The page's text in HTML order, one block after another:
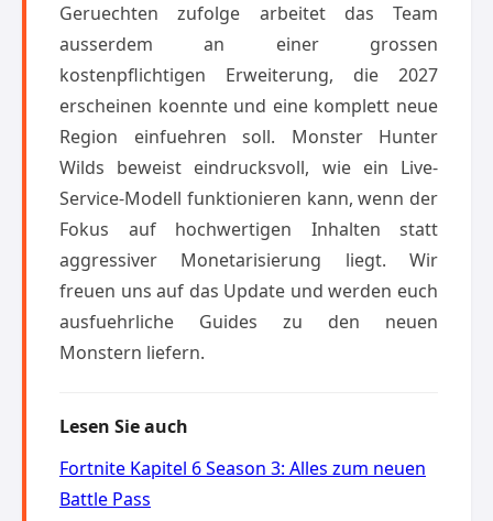
Geruechten zufolge arbeitet das Team
ausserdem an einer grossen
kostenpflichtigen Erweiterung, die 2027
erscheinen koennte und eine komplett neue
Region einfuehren soll. Monster Hunter
Wilds beweist eindrucksvoll, wie ein Live-
Service-Modell funktionieren kann, wenn der
Fokus auf hochwertigen Inhalten statt
aggressiver Monetarisierung liegt. Wir
freuen uns auf das Update und werden euch
ausfuehrliche Guides zu den neuen
Monstern liefern.
Lesen Sie auch
Fortnite Kapitel 6 Season 3: Alles zum neuen
Battle Pass